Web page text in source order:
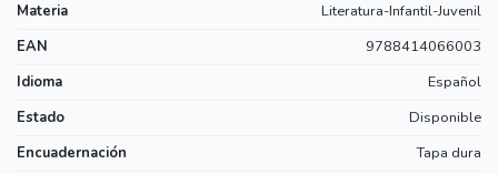
Materia
Literatura-Infantil-Juvenil
EAN
9788414066003
Idioma
Español
Estado
Disponible
Encuadernación
Tapa dura